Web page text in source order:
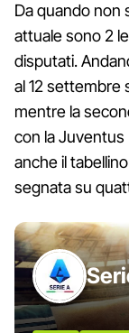
Da quando non
attuale sono 2
disputati.
al 12 settembre
mentre la
con la
anche il
segnata su